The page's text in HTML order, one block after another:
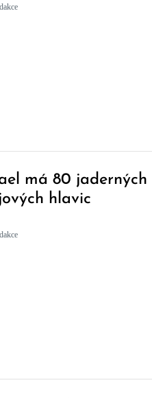
z Ruska
má 80 jaderných
hlavic